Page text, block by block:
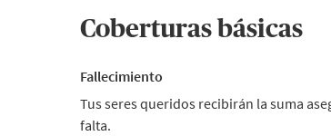
Coberturas básicas
Fallecimiento
Tus seres queridos recibirán la suma
falta.